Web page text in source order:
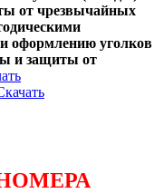
от чрезвычайных
оформлению уголков
и защиты от